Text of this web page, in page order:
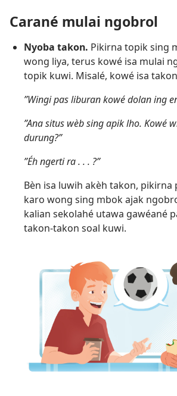
Carané mulai ngobrol
Nyoba takon. Pikirna topik sing
wong liya, terus kowé isa mulai
topik kuwi. Misalé, kowé isa
”Wingi pas liburan kowé dolan ing
”Ana situs wèb sing apik lho. Kowé
durung?”
”Éh ngerti ra . . . ?”
Bèn isa luwih akèh takon, pikirna
karo wong sing mbok ajak
kalian sekolahé utawa gawéané
takon-takon soal kuwi.